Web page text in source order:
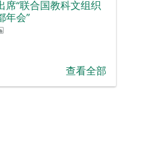
席“联合国教科文组织
年会”
查看全部